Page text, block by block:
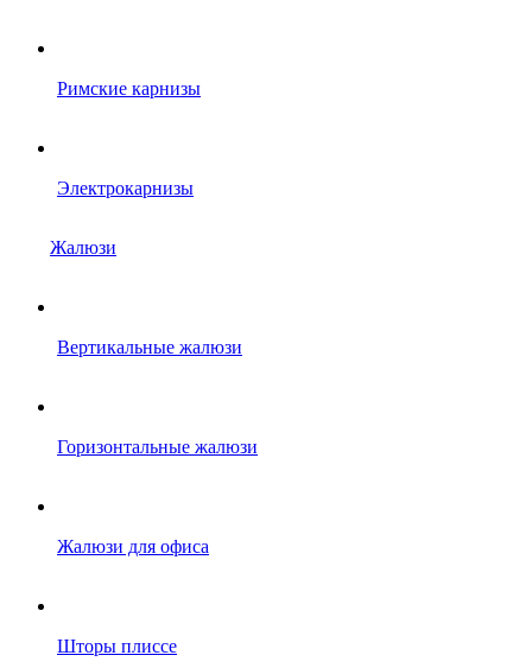
Римские карнизы
Электрокарнизы
Жалюзи
Вертикальные жалюзи
Горизонтальные жалюзи
Жалюзи для офиса
Шторы плиссе